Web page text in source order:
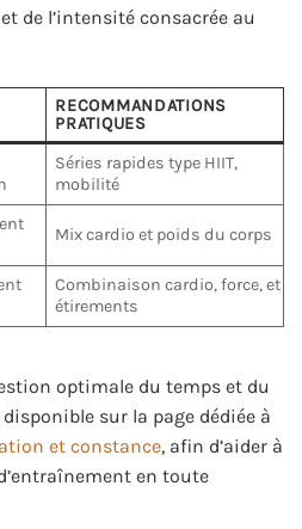
de l’intensité consacrée au
RECOMMANDATIONS
PRATIQUES
Séries rapides type HIIT,
mobilité
Mix cardio et poids du corps
Combinaison cardio, force, et
étirements
optimale du temps et du
sur la page dédiée à
et constance, afin d’aider à
en toute